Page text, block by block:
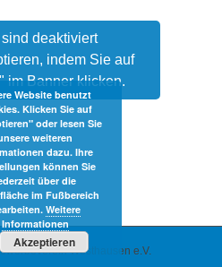
deaktiviert
indem Sie auf
im Banner klicken.
Westhausen e.V.
Website benutzt
Klicken Sie auf
oder lesen Sie
weiteren
dazu. Ihre
können Sie
über die
im Fußbereich
Weitere
Informationen
Akzeptieren